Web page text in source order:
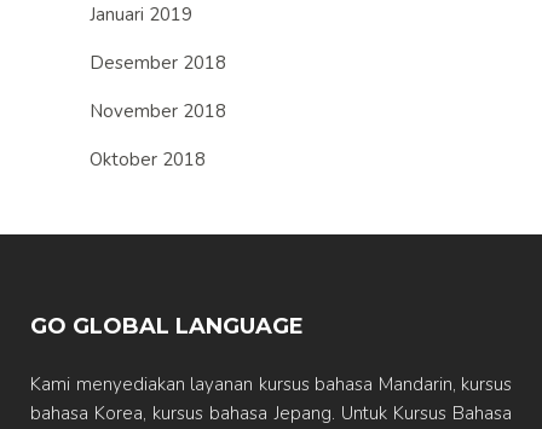
Januari 2019
Desember 2018
November 2018
Oktober 2018
GO GLOBAL LANGUAGE
Kami menyediakan layanan kursus bahasa Mandarin, kursus
bahasa Korea, kursus bahasa Jepang. Untuk Kursus Bahasa